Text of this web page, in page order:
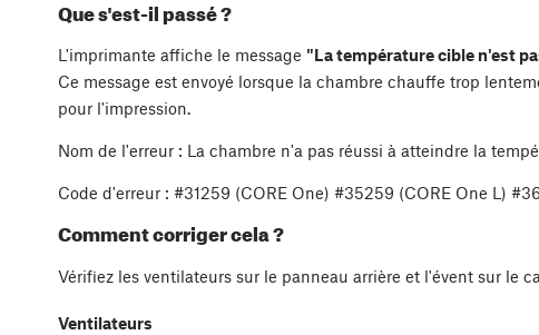
Que s'est-il passé ?
L'imprimante affiche le message "La température cible n'est
Ce message est envoyé lorsque la chambre chauffe trop
pour l'impression.
Nom de l'erreur : La chambre n'a pas réussi à atteindre la
Code d'erreur : #31259 (CORE One) #35259 (CORE One L)
Comment corriger cela ?
Vérifiez les ventilateurs sur le panneau arrière et l'évent sur le
Ventilateurs